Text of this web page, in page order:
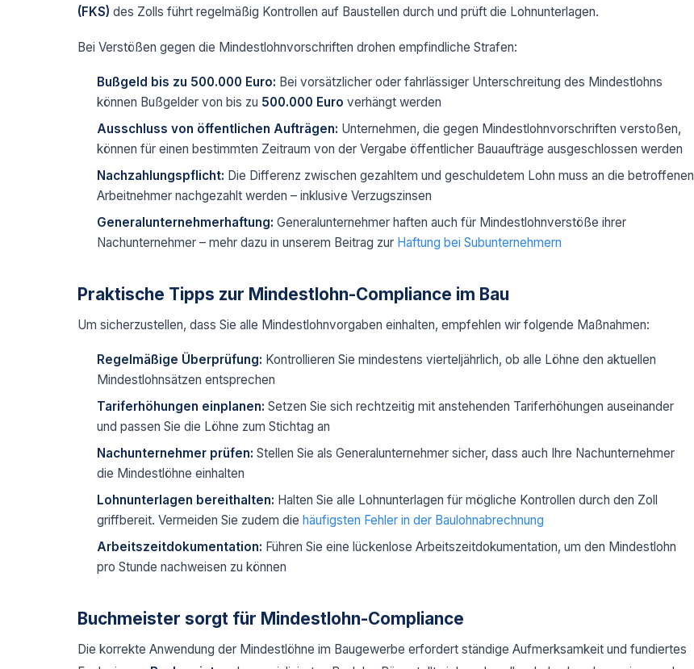
(FKS) des Zolls führt regelmäßig Kontrollen auf Baustellen durch und prüft die Lohnunterlagen.
Bei Verstößen gegen die Mindestlohnvorschriften drohen empfindliche Strafen:
Bußgeld bis zu 500.000 Euro: Bei vorsätzlicher oder fahrlässiger Unterschreitung des Mindestlohns
können Bußgelder von bis zu 500.000 Euro verhängt werden
Ausschluss von öffentlichen Aufträgen: Unternehmen, die gegen Mindestlohnvorschriften verstoßen,
können für einen bestimmten Zeitraum von der Vergabe öffentlicher Bauaufträge ausgeschlossen werden
Nachzahlungspflicht: Die Differenz zwischen gezahltem und geschuldetem Lohn muss an die betroffenen
Arbeitnehmer nachgezahlt werden – inklusive Verzugszinsen
Generalunternehmerhaftung: Generalunternehmer haften auch für Mindestlohnverstöße ihrer
Nachunternehmer – mehr dazu in unserem Beitrag zur Haftung bei Subunternehmern
Praktische Tipps zur Mindestlohn-Compliance im Bau
Um sicherzustellen, dass Sie alle Mindestlohnvorgaben einhalten, empfehlen wir folgende Maßnahmen:
Regelmäßige Überprüfung: Kontrollieren Sie mindestens vierteljährlich, ob alle Löhne den aktuellen
Mindestlohnsätzen entsprechen
Tariferhöhungen einplanen: Setzen Sie sich rechtzeitig mit anstehenden Tariferhöhungen auseinander
und passen Sie die Löhne zum Stichtag an
Nachunternehmer prüfen: Stellen Sie als Generalunternehmer sicher, dass auch Ihre Nachunternehmer
die Mindestlöhne einhalten
Lohnunterlagen bereithalten: Halten Sie alle Lohnunterlagen für mögliche Kontrollen durch den Zoll
griffbereit. Vermeiden Sie zudem die häufigsten Fehler in der Baulohnabrechnung
Arbeitszeitdokumentation: Führen Sie eine lückenlose Arbeitszeitdokumentation, um den Mindestlohn
pro Stunde nachweisen zu können
Buchmeister sorgt für Mindestlohn-Compliance
Die korrekte Anwendung der Mindestlöhne im Baugewerbe erfordert ständige Aufmerksamkeit und fundiertes